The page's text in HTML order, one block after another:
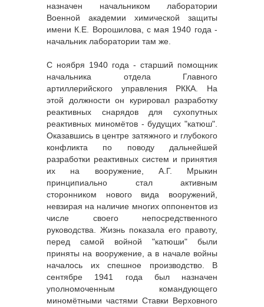
назначен начальником лаборатории
Военной академии химической защиты
имени К.Е. Ворошилова, с мая 1940 года -
начальник лаборатории там же.
С ноября 1940 года - старший помощник
начальника отдела Главного
артиллерийского управления РККА. На
этой должности он курировал разработку
реактивных снарядов для сухопутных
реактивных миномётов - будущих "катюш".
Оказавшись в центре затяжного и глубокого
конфликта по поводу дальнейшей
разработки реактивных систем и принятия
их на вооружение, А.Г. Мрыкин
принципиально стал активным
сторонником нового вида вооружений,
невзирая на наличие многих оппонентов из
числе своего непосредственного
руководства. Жизнь показала его правоту,
перед самой войной "катюши" были
приняты на вооружение, а в начале войны
началось их спешное производство. В
сентябре 1941 года был назначен
уполномоченным командующего
миномётными частями Ставки Верховного